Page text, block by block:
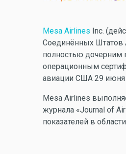
Mesa Airlines Inc.
Соединённых Штатов
полностью дочерним
операционным
авиации США 29 июня
Mesa Airlines
журнала «Journal of
показателей в